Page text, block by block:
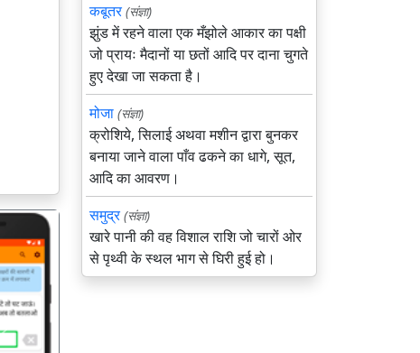
अगला
कबूतर (संज्ञा)
झुंड में रहने वाला एक मँझोले आकार का पक्षी
जो प्रायः मैदानों या छतों आदि पर दाना चुगते
हुए देखा जा सकता है।
मोजा (संज्ञा)
क्रोशिये, सिलाई अथवा मशीन द्वारा बुनकर
बनाया जाने वाला पाँव ढकने का धागे, सूत,
आदि का आवरण।
समुद्र (संज्ञा)
खारे पानी की वह विशाल राशि जो चारों ओर
से पृथ्वी के स्थल भाग से घिरी हुई हो।